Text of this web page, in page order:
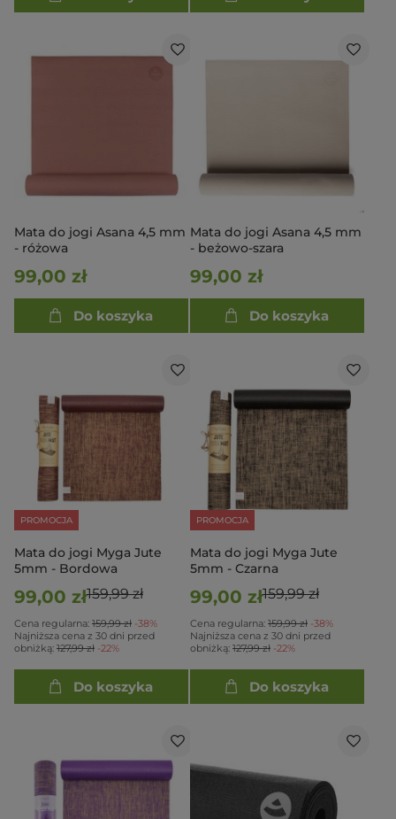
Mata do jogi Asana 4,5 mm
- różowa
99,00 zł
Do koszyka
Mata do jogi Asana 4,5 mm
- beżowo-szara
99,00 zł
Do koszyka
PROMOCJA
Mata do jogi Myga Jute
5mm - Bordowa
99,00 zł159,99 zł
Cena regularna: 159,99 zł -38%
Najniższa cena z 30 dni przed
obniżką: 127,99 zł -22%
Do koszyka
PROMOCJA
Mata do jogi Myga Jute
5mm - Czarna
99,00 zł159,99 zł
Cena regularna: 159,99 zł -38%
Najniższa cena z 30 dni przed
obniżką: 127,99 zł -22%
Do koszyka